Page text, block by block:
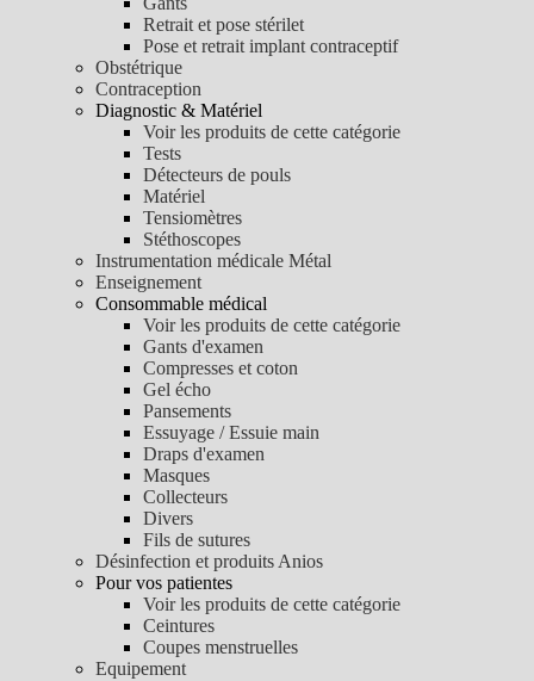
Retrait et pose stérilet
Pose et retrait implant contraceptif
Obstétrique
Contraception
Diagnostic & Matériel
Voir les produits de cette catégorie
Tests
Détecteurs de pouls
Matériel
Tensiomètres
Stéthoscopes
Instrumentation médicale Métal
Enseignement
Consommable médical
Voir les produits de cette catégorie
Gants d'examen
Compresses et coton
Gel écho
Pansements
Essuyage / Essuie main
Draps d'examen
Masques
Collecteurs
Divers
Fils de sutures
Désinfection et produits Anios
Pour vos patientes
Voir les produits de cette catégorie
Ceintures
Coupes menstruelles
Equipement